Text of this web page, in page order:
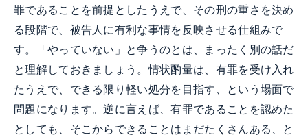
罪であることを前提としたうえで、その刑の重さを決め
る段階で、被告人に有利な事情を反映させる仕組みで
す。「やっていない」と争うのとは、まったく別の話だ
と理解しておきましょう。情状酌量は、有罪を受け入れ
たうえで、できる限り軽い処分を目指す、という場面で
問題になります。逆に言えば、有罪であることを認めた
としても、そこからできることはまだたくさんある、と